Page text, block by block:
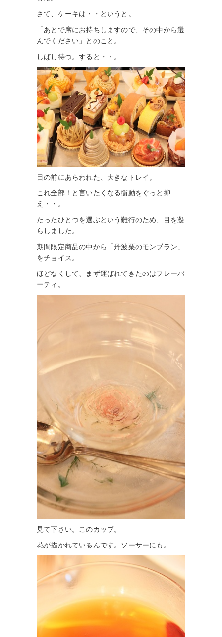
さて、ケーキは・・というと。
「あとで席にお持ちしますので、その中から選
んでください」とのこと。
しばし待つ。すると・・。
目の前にあらわれた、大きなトレイ。
これ全部！と言いたくなる衝動をぐっと抑
え・・。
たったひとつを選ぶという難行のため、目を凝
らしました。
期間限定商品の中から「丹波栗のモンブラン」
をチョイス。
ほどなくして、まず運ばれてきたのはフレーバ
ーティ。
見て下さい。このカップ。
花が描かれているんです。ソーサーにも。